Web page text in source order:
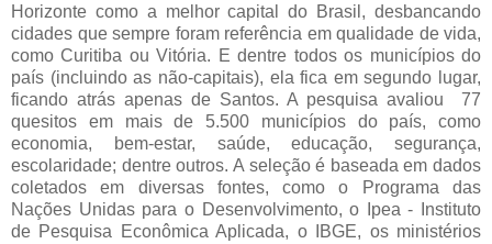
Horizonte como a melhor capital do Brasil, desbancando
cidades que sempre foram referência em qualidade de vida,
como Curitiba ou Vitória. E dentre todos os municípios do
país (incluindo as não-capitais), ela fica em segundo lugar,
ficando atrás apenas de Santos. A pesquisa avaliou 77
quesitos em mais de 5.500 municípios do país, como
economia, bem-estar, saúde, educação, segurança,
escolaridade; dentre outros. A seleção é baseada em dados
coletados em diversas fontes, como o Programa das
Nações Unidas para o Desenvolvimento, o Ipea - Instituto
de Pesquisa Econômica Aplicada, o IBGE, os ministérios